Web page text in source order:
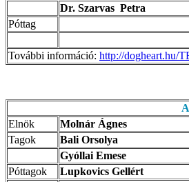
Dr. Szarvas Petra
Póttag
További információ: http://dogheart.hu/
Elnök
Molnár Ágnes
Tagok
Bali Orsolya
Gyóllai Emese
Póttagok
Lupkovics Gellért